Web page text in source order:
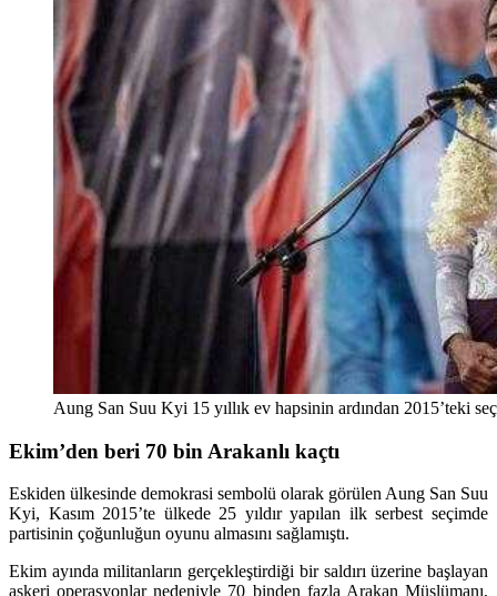
Aung San Suu Kyi 15 yıllık ev hapsinin ardından 2015’teki
Ekim’den beri 70 bin Arakanlı kaçtı
Eskiden ülkesinde demokrasi sembolü olarak görülen Aung San Suu
Kyi, Kasım 2015’te ülkede 25 yıldır yapılan ilk serbest seçimde
partisinin çoğunluğun oyunu almasını sağlamıştı.
Ekim ayında militanların gerçekleştirdiği bir saldırı üzerine başlayan
askeri operasyonlar nedeniyle 70 binden fazla Arakan Müslümanı,